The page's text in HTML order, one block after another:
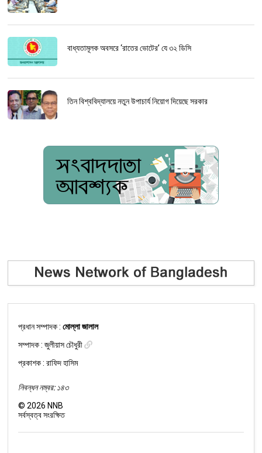
বাধ্যতামূলক অবসরে ‘রাতের ভোটের’ যে ৩২ ডিসি
তিন বিশ্ববিদ্যালয়ে নতুন উপাচার্য নিয়োগ দিয়েছে সরকার
প্রধান সম্পাদক :মোল্লা জালাল
সম্পাদক :জুলীয়াস চৌধুরী
প্রকাশক : রাফিদ হাসিম
নিবন্ধন নম্বর: ১৪৩
©2026 NNB
সর্বস্বত্ব সংরক্ষিত